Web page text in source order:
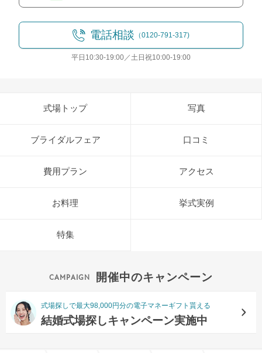
電話相談 （0120-791-317)
平日10:30-19:00／土日祝10:00-19:00
式場トップ 写真
ブライダルフェア 口コミ
費用プラン アクセス
お料理 挙式実例
特集
開催中のキャンペーン
式場探しで最大98,000円分の電子マネーギフト貰える
結婚式場探しキャンペーン実施中